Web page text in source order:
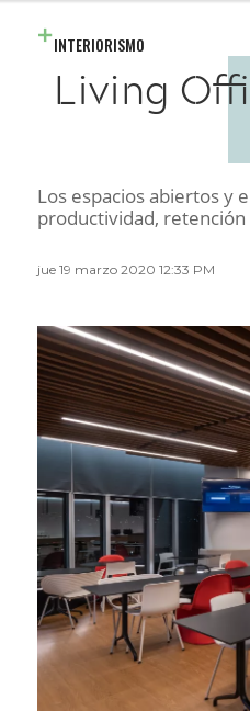
INTERIORISMO
Living
Los espacios abiertos y
productividad,
jue 19 marzo 2020 12:33 PM